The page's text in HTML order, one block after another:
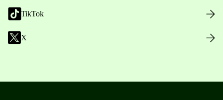
TikTok
X